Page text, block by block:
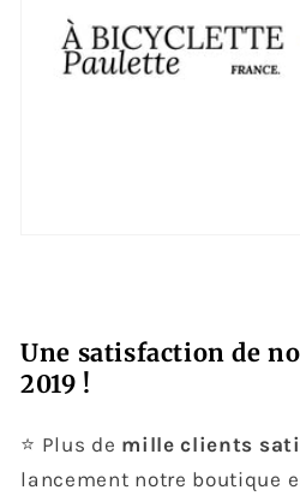
Une satisfaction de
2019 !
⭐ Plus de mille clients
lancement notre boutique